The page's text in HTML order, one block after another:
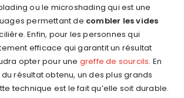
ou le microshading qui est une
permettant de combler les vides
Enfin, pour les personnes qui
efficace qui garantit un résultat
opter pour une greffe de sourcils. En
résultat obtenu, un des plus grands
technique est le fait qu’elle soit durable.